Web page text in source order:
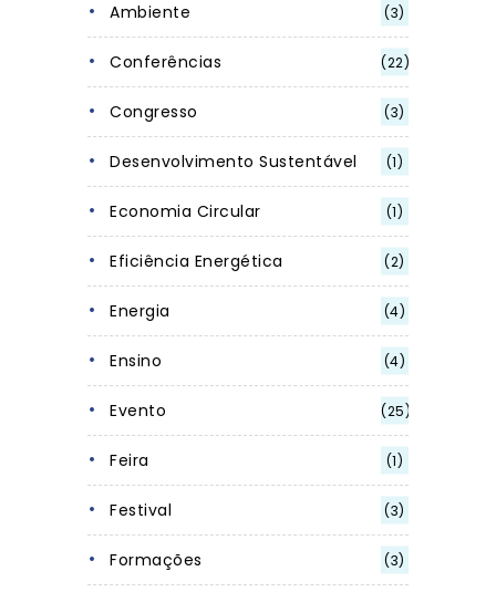
Ambiente (3)
Conferências (22)
Congresso (3)
Desenvolvimento Sustentável (1)
Economia Circular (1)
Eficiência Energética (2)
Energia (4)
Ensino (4)
Evento (25)
Feira (1)
Festival (3)
Formações (3)